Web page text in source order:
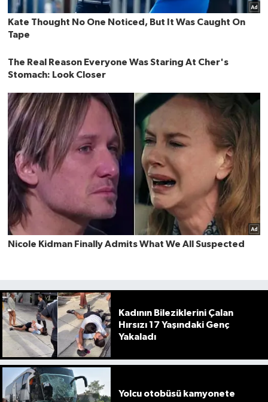
Kadının Bileziklerini Çalan
Hırsızı 17 Yaşındaki Genç
Yakaladı
Yolcu otobüsü kamyonete